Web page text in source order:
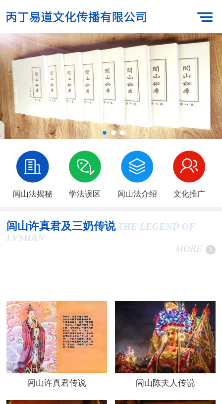
闾山法揭秘 学法误区 闾山法介绍 文化推广
闾山许真君及三奶传说 THE LEGEND OF
LVSHAN
MORE
闾山许真君传说 闾山陈夫人传说